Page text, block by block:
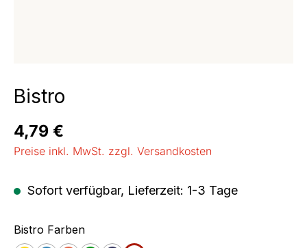
Bistro
Regulärer Preis:
4,79 €
Preise inkl. MwSt. zzgl. Versandkosten
Sofort verfügbar, Lieferzeit: 1-3 Tage
Bistro Farbenauswählen